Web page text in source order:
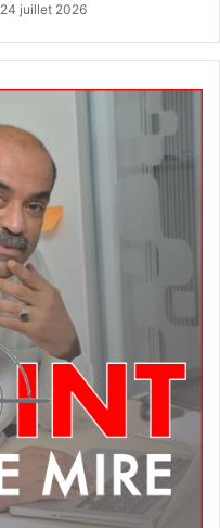
24 juillet 2026